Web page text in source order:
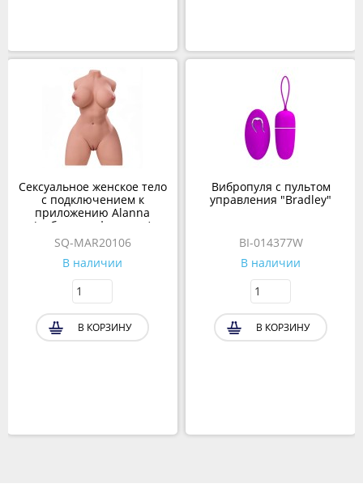
Сексуальное женское тело
с подключением к
приложению Alanna
(вибрация+фрикции)
SQ-MAR20106
В наличии
В КОРЗИНУ
Вибропуля с пультом
управления "Bradley"
BI-014377W
В наличии
В КОРЗИНУ